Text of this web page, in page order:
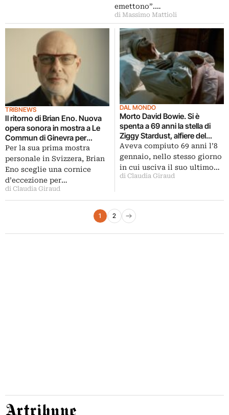
emettono”.…
di Massimo Mattioli
TRIBNEWS
Il ritorno di Brian Eno. Nuova
opera sonora in mostra a Le
Commun di Ginevra per
l’Electron Festival: The Ship è
anche il titolo del suo nuovo
album, ispirato al Titanic
Per la sua prima mostra
personale in Svizzera, Brian
Eno sceglie una cornice
d’eccezione per…
di Claudia Giraud
DAL MONDO
Morto David Bowie. Si è
spenta a 69 anni la stella di
Ziggy Stardust, alfiere del
glam rock. Blackstar, il suo
ultimo album, era uscito
appena due giorni fa per il suo
compleanno
Aveva compiuto 69 anni l’8
gennaio, nello stesso giorno
in cui usciva il suo ultimo…
di Claudia Giraud
Paginazione degli articoli
1 2
Pagina successiva
Artribune